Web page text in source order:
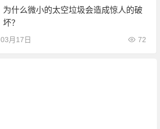
为什么微小的太空垃圾会造成惊人的破
坏？
03月17日 72